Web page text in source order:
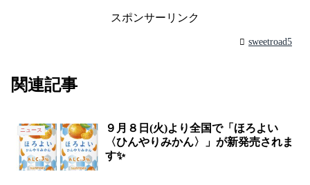
スポンサーリンク
sweetroad5
関連記事
ニュース
９月８日(火)より全国で「ほろよい
〈ひんやりみかん〉」が新発売されま
す✨